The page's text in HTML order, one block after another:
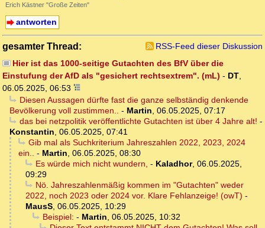
Erich Kästner "Große Zeiten"
antworten
gesamter Thread:
RSS-Feed dieser Diskussion
Hier ist das 1000-seitige Gutachten des BfV über die
Einstufung der AfD als "gesichert rechtsextrem". (mL) - DT,
06.05.2025, 06:53
Diesen Aussagen dürfte fast die ganze selbständig denkende
Bevölkerung voll zustimmen.. - Martin, 06.05.2025, 07:17
das bei netzpolitik veröffentlichte Gutachten ist über 4 Jahre alt! -
Konstantin, 06.05.2025, 07:41
Gib mal als Suchkriterium Jahreszahlen 2022, 2023, 2024
ein.. - Martin, 06.05.2025, 08:30
Es würde mich nicht wundern, - Kaladhor, 06.05.2025,
09:29
Nö. Jahreszahlenmäßig kommen im "Gutachten" weder
2022, noch 2023 oder 2024 vor. Klare Fehlanzeige! (owT) -
MausS, 06.05.2025, 10:29
Beispiel: - Martin, 06.05.2025, 10:32